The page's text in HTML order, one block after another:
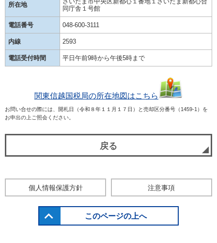
所在地
同庁舎１号館
電話番号 048-600-3111
内線 2593
電話受付時間 平日午前9時から午後5時まで
関東信越国税局の所在地図はこちら
お問い合せの際には、開札日（令和８年１１月１７日）と売却区分番号（1459-1）を
お申出の上ご照会ください。
戻る
個人情報保護方針 注意事項
このページの上へ